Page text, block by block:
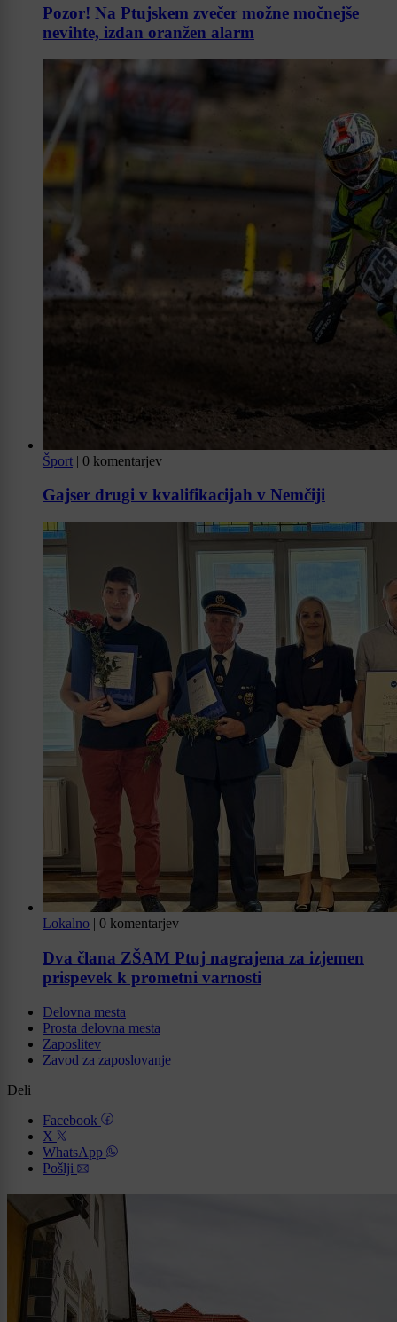
Pozor! Na Ptujskem zvečer možne močnejše
nevihte, izdan oranžen alarm
Šport | 0 komentarjev
Gajser drugi v kvalifikacijah v Nemčiji
Lokalno | 0 komentarjev
Dva člana ZŠAM Ptuj nagrajena za izjemen
prispevek k prometni varnosti
Delovna mesta
Prosta delovna mesta
Zaposlitev
Zavod za zaposlovanje
Deli
Facebook
X
WhatsApp
Pošlji